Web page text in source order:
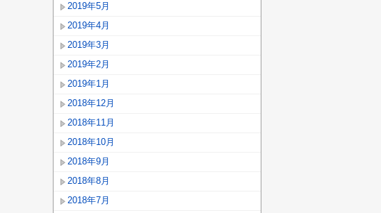
2019年5月
2019年4月
2019年3月
2019年2月
2019年1月
2018年12月
2018年11月
2018年10月
2018年9月
2018年8月
2018年7月